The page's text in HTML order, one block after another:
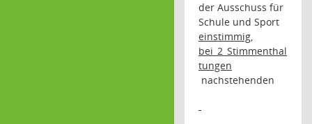
der Ausschuss für
Schule und Sport
einstimmig,
bei_2_Stimmenthal
tungen
nachstehenden